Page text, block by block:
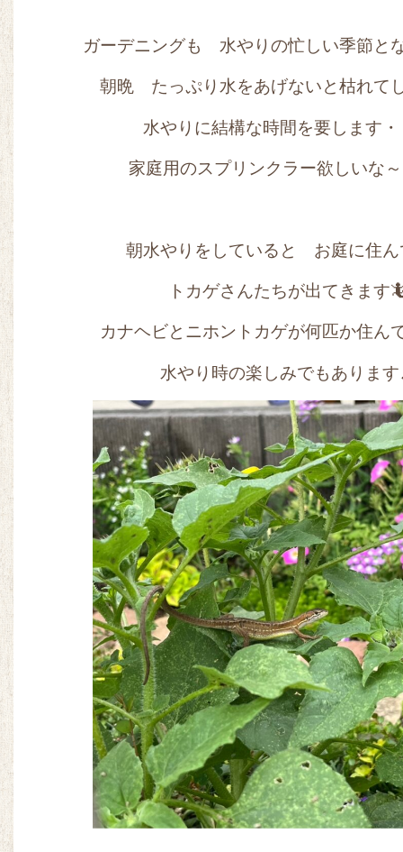
ガーデニングも 水やりの忙しい季節と
朝晩 たっぷり水をあげないと枯れて
水やりに結構な時間を要します・
家庭用のスプリンクラー欲しいな
朝水やりをしていると お庭に住ん
トカゲさんたちが出てきます
カナヘビとニホントカゲが何匹か住ん
水やり時の楽しみでもありま